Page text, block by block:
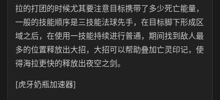
拉的打团的时候尤其要注意目标携带了多少死亡能量，
一般的技能顺序是三技能法球先手，在目标脚下形成区
域之后，在使用一技能持续进行普通，期间找到敌人最
多的位置释放出大招，大招可以帮助叠加亡灵印记，使
得海拉更快的释放出夜空之剑。
[虎牙奶瓶加速器]